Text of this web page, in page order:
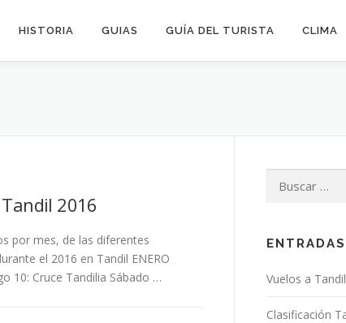
HISTORIA GUIAS GUÍA DEL TURISTA CLIMA
2016
por mes, de las diferentes
el 2016 en Tandil ENERO
10: Cruce Tandilia Sábado …
Vuelos a Tandil
Clasificación